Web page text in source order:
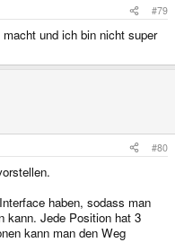
#79
und ich bin nicht super
#80
haben, sodass man
kann. Jede Position hat 3
kann man den Weg